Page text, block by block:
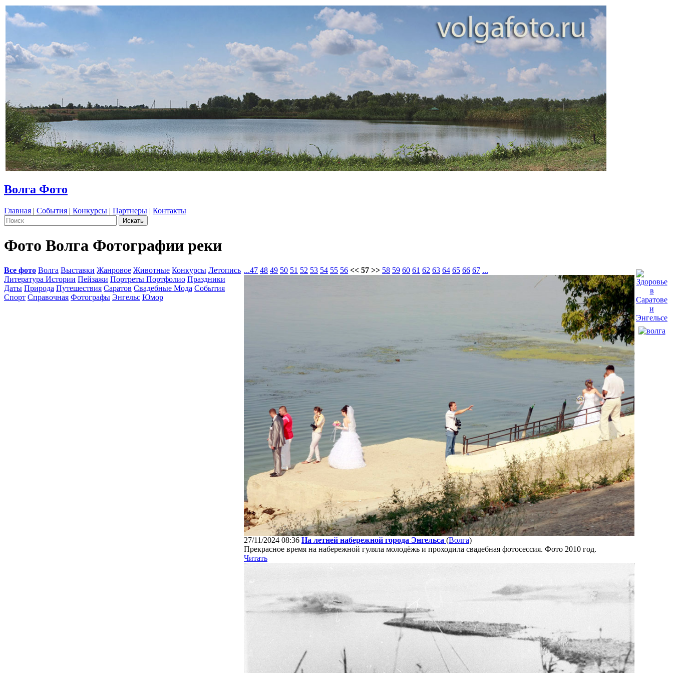
Волга Фото
Главная | События | Конкурсы | Партнеры | Контакты
Фото Волга Фотографии реки
Все фото Волга Выставки Жанровое Животные Конкурсы Летопись
Литература Истории Пейзажи Портреты Портфолио Праздники
Даты Природа Путешествия Саратов Свадебные Мода События
Спорт Справочная Фотографы Энгельс Юмор
...47 48 49 50 51 52 53 54 55 56 << 57 >> 58 59 60 61 62 63 64 65 66 67 ...
27/11/2024 08:36 На летней набережной города Энгельса (Волга)
Прекрасное время на набережной гуляла молодёжь и проходила свадебная фотосессия. Фото 2010 год.
Читать